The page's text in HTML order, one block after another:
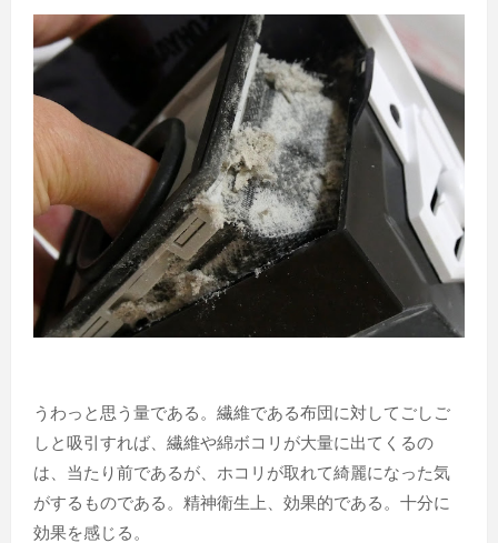
うわっと思う量である。繊維である布団に対してごしご
しと吸引すれば、繊維や綿ボコリが大量に出てくるの
は、当たり前であるが、ホコリが取れて綺麗になった気
がするものである。精神衛生上、効果的である。十分に
効果を感じる。